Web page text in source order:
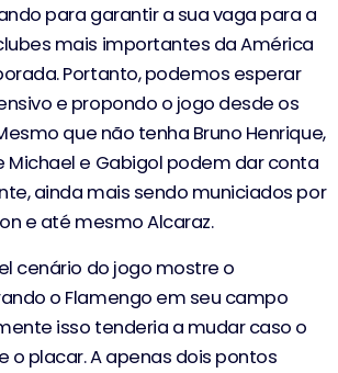
para garantir a sua vaga para a
mais importantes da América
Portanto, podemos esperar
e propondo o jogo desde os
que não tenha Bruno Henrique,
e Gabigol podem dar conta
ainda mais sendo municiados por
e até mesmo Alcaraz.
cenário do jogo mostre o
o Flamengo em seu campo
isso tenderia a mudar caso o
o placar. A apenas dois pontos